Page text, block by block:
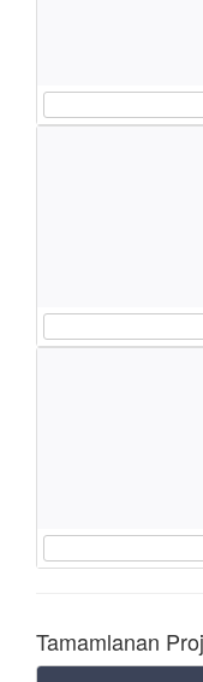
Tamamlanan